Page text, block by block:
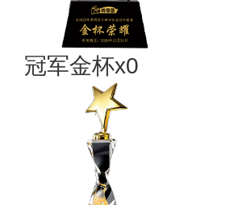
冠军金杯x0